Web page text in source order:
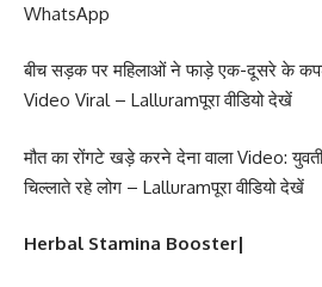
WhatsApp
बीच सड़क पर महिलाओं ने फाड़े एक-दूसरे के कपड़े,
Video Viral – Lalluramपूरा वीडियो देखें
मौत का रोंगटे खड़े करने देना वाला Video:
चिल्लाते रहे लोग – Lalluramपूरा वीडियो देखें
Herbal Stamina Booster|